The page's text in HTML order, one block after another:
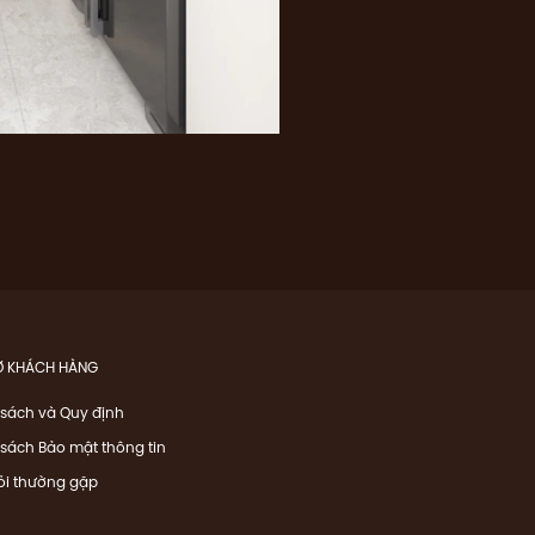
KHÁCH HÀNG
và Quy định
Bảo mật thông tin
thường gặp